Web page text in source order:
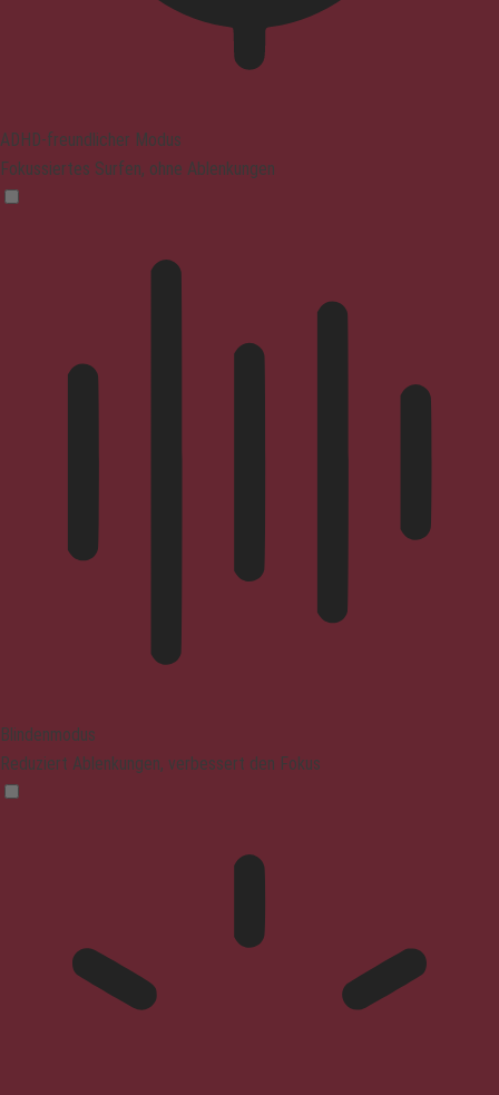
ADHD-freundlicher Modus
Fokussiertes Surfen, ohne Ablenkungen
Blindenmodus
Reduziert Ablenkungen, verbessert den Fokus